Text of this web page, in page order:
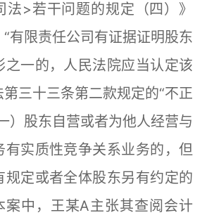
法>若干问题的规定（四）》
有限责任公司有证据证明股东
之一的，人民法院应当认定该
三十三条第二款规定的“不正
）股东自营或者为他人经营与
有实质性竞争关系业务的，但
规定或者全体股东另有约定的
案中，王某A主张其查阅会计